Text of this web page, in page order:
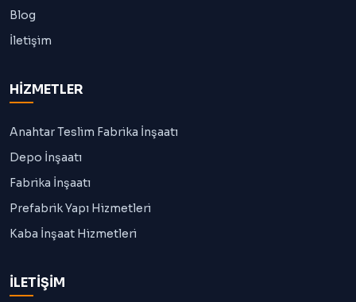
Blog
İletişim
HİZMETLER
Anahtar Teslim Fabrika İnşaatı
Depo İnşaatı
Fabrika İnşaatı
Prefabrik Yapı Hizmetleri
Kaba İnşaat Hizmetleri
İLETİŞİM